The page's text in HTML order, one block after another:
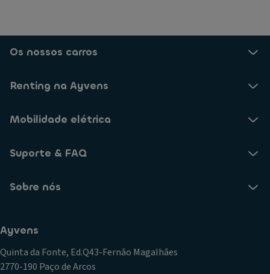
Os nossos carros
Renting na Ayvens
Mobilidade elétrica
Suporte & FAQ
Sobre nós
Ayvens
Quinta da Fonte, Ed.Q43-Fernão Magalhães
2770-190 Paço de Arcos